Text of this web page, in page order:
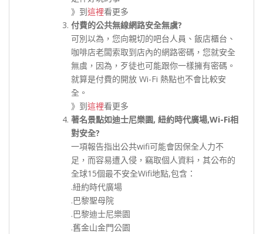
》到這裡看更多
付費的公共無線網路安全無虞?
可別以為，您向親切的吧台人員、飯店櫃台、
咖啡店老闆索取到店內的網路密碼，您就安全
無虞，因為，歹徒也可能跟你一樣擁有密碼。
就算是付費的開放 Wi-Fi 熱點也不會比較安
全。
》到這裡看更多
著名景點如迪士尼樂園, 紐約時代廣場,Wi-Fi相
對安全?
一項報告指出公共wifi可能會因保全人力不
足，而容易遭入侵，竊取個人資料，其公布的
全球15個最不安全Wifi地點,包含：
.紐約時代廣場
.巴黎聖母院
.巴黎迪士尼樂園
.舊金山金門公園